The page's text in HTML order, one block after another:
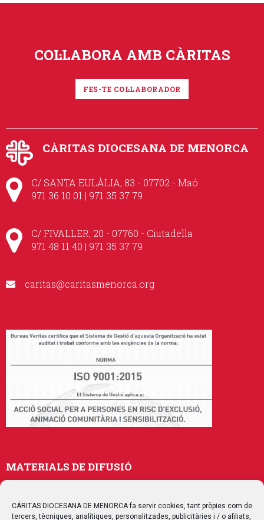
CÁRITAS DIOCESANA DE MENORCA fa servir cookies, tant pròpies com de
tercers, tècniques, analítiques, personalitzades, publicitàries i / o afiliats,
COL·LABORA AMB CÀRITAS
FES-TE COL·LABORADOR
CÀRITAS DIOCESANA DE MENORCA
C/ SANTA EULÀLIA, 83 - 07702 - Maó
971 36 10 01 | 971 35 37 79
C/ FIVALLER, 20 - 07760 - Ciutadella
971 48 11 40 | 971 35 37 79
caritas@caritasmenorca.org
MATERIALS DE DIFUSIÓ
Publicacions